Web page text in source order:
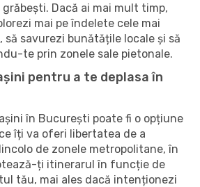
Dacă ai mai mult timp,
mai pe îndelete cele mai
savurezi bunătățile locale și să
te prin zonele sale pietonale.
pentru a te deplasa în
în București poate fi o opțiune
îți va oferi libertatea de a
de zonele metropolitane, în
ți itinerarul în funcție de
tău, mai ales dacă intenționezi